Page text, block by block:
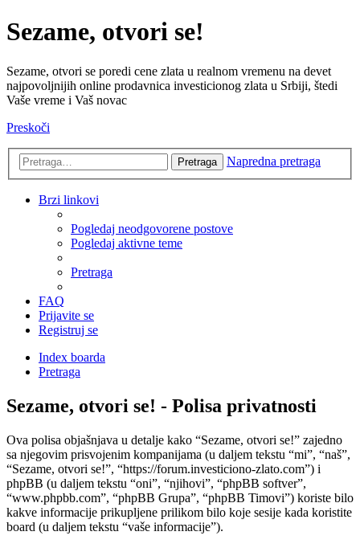
Sezame, otvori se!
Sezame, otvori se poredi cene zlata u realnom vremenu na devet
najpovoljnijih online prodavnica investicionog zlata u Srbiji, štedi
Vaše vreme i Vaš novac
Preskoči
Pretraga Napredna pretraga
Brzi linkovi
Pogledaj neodgovorene postove
Pogledaj aktivne teme
Pretraga
FAQ
Prijavite se
Registruj se
Index boarda
Pretraga
Sezame, otvori se! - Polisa privatnosti
Ova polisa objašnjava u detalje kako “Sezame, otvori se!” zajedno
sa njegovim prisvojenim kompanijama (u daljem tekstu “mi”, “naš”,
“Sezame, otvori se!”, “https://forum.investiciono-zlato.com”) i
phpBB (u daljem tekstu “oni”, “njihovi”, “phpBB softver”,
“www.phpbb.com”, “phpBB Grupa”, “phpBB Timovi”) koriste bilo
kakve informacije prikupljene prilikom bilo koje sesije kada koristite
board (u daljem tekstu “vaše informacije”).